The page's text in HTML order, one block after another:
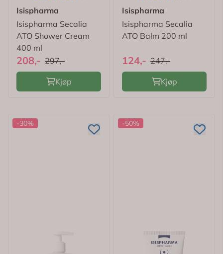
Isispharma
Isispharma Secalia
ATO Shower Cream
400 ml
208,- 297,-
Kjøp
Isispharma
Isispharma Secalia
ATO Balm 200 ml
124,- 247,-
Kjøp
-30% -50%